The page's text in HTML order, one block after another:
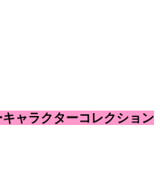
ャラクターコレクション